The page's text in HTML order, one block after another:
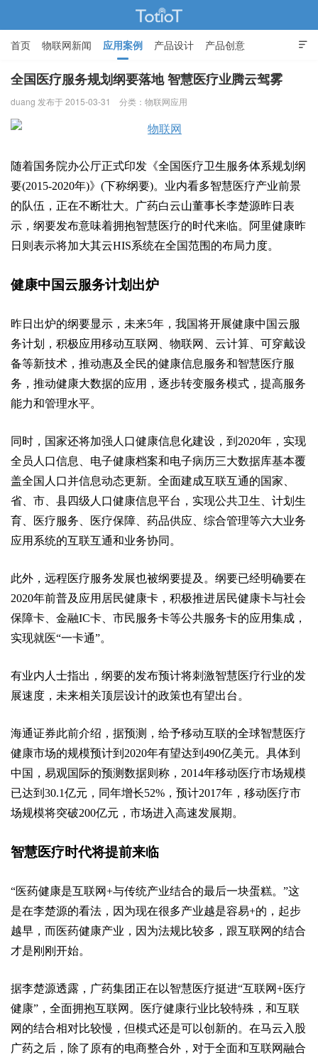

首页 物联网新闻 应用案例 产品设计 产品创意
智能家居
全国医疗服务规划纲要落地 智慧医疗业腾云驾雾
duang 发布于 2015-03-31 分类： 物联网应用
随着国务院办公厅正式印发《全国医疗卫生服务体系规划纲
要(2015-2020年)》(下称纲要)。业内看多智慧医疗产业前景
的队伍，正在不断壮大。广药白云山董事长李楚源昨日表
示，纲要发布意味着拥抱智慧医疗的时代来临。阿里健康昨
日则表示将加大其云HIS系统在全国范围的布局力度。
健康中国云服务计划出炉
昨日出炉的纲要显示，未来5年，我国将开展健康中国云服
务计划，积极应用移动互联网、物联网、云计算、可穿戴设
备等新技术，推动惠及全民的健康信息服务和智慧医疗服
务，推动健康大数据的应用，逐步转变服务模式，提高服务
能力和管理水平。
同时，国家还将加强人口健康信息化建设，到2020年，实现
全员人口信息、电子健康档案和电子病历三大数据库基本覆
盖全国人口并信息动态更新。全面建成互联互通的国家、
省、市、县四级人口健康信息平台，实现公共卫生、计划生
育、医疗服务、医疗保障、药品供应、综合管理等六大业务
应用系统的互联互通和业务协同。
此外，远程医疗服务发展也被纲要提及。纲要已经明确要在
2020年前普及应用居民健康卡，积极推进居民健康卡与社会
保障卡、金融IC卡、市民服务卡等公共服务卡的应用集成，
实现就医“一卡通”。
有业内人士指出，纲要的发布预计将刺激智慧医疗行业的发
展速度，未来相关顶层设计的政策也有望出台。
海通证券此前介绍，据预测，给予移动互联的全球智慧医疗
健康市场的规模预计到2020年有望达到490亿美元。具体到
中国，易观国际的预测数据则称，2014年移动医疗市场规模
已达到30.1亿元，同年增长52%，预计2017年，移动医疗市
场规模将突破200亿元，市场进入高速发展期。
智慧医疗时代将提前来临
“医药健康是互联网+与传统产业结合的最后一块蛋糕。”这
是在李楚源的看法，因为现在很多产业越是容易+的，起步
越早，而医药健康产业，因为法规比较多，跟互联网的结合
才是刚刚开始。
据李楚源透露，广药集团正在以智慧医疗挺进“互联网+医疗
健康”，全面拥抱互联网。医疗健康行业比较特殊，和互联
网的结合相对比较慢，但模式还是可以创新的。在马云入股
广药之后，除了原有的电商整合外，对于全面和互联网融合